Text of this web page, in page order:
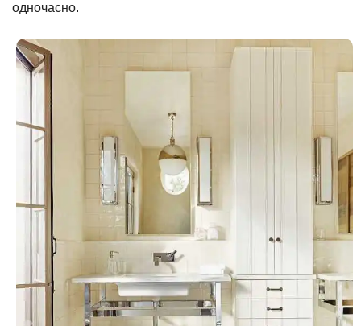
одночасно.